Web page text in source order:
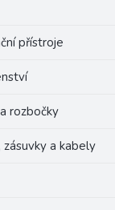
přístroje
rozbočky
a kabely